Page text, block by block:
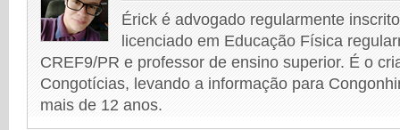
Érick é advogado regularmente
licenciado em Educação Física
CREF9/PR e professor de ensino superior. É o
Congotícias, levando a informação para
mais de 12 anos.